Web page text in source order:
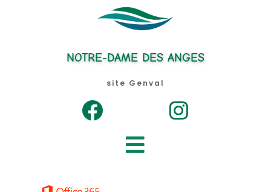
NOTRE-DAME DES ANGES
site Genval
Menu